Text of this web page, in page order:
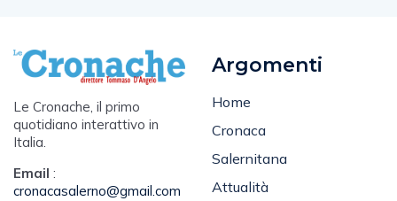
Le Cronache, il primo
quotidiano interattivo in
Italia.
Email :
cronacasalerno@gmail.com
Argomenti
Home
Cronaca
Salernitana
Attualità